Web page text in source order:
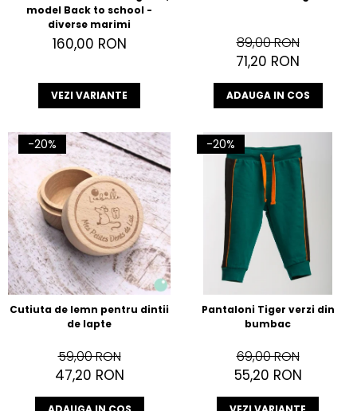
model Back to school -
diverse marimi
160,00 RON
VEZI VARIANTE
89,00 RON
71,20 RON
ADAUGA IN COS
-20%
Cutiuta de lemn pentru dintii
de lapte
59,00 RON
47,20 RON
-20%
Pantaloni Tiger verzi din
bumbac
69,00 RON
55,20 RON